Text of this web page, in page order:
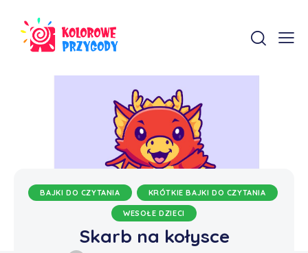
BAJKI DO CZYTANIA KRÓTKIE BAJKI DO CZYTANIA
WESOŁE DZIECI
Skarb na kołysce